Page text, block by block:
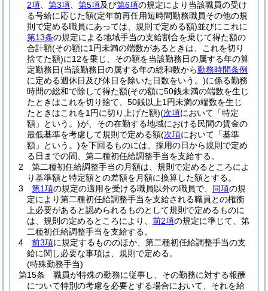
2項
第3項 第5項及び第6項の規定により当該職員の受け
る号給に応じた額(定年前再任用短時間勤務職員その他の規
則で定める職員にあっては、規則で定める額)並びにこれに
第13条の規定による地域手当の支給割合を乗じて得た額の
合計額(その額に1円未満の端数があるときは、これを切り
捨てた額)に12を乗じ、その額を当該勤務日の属する年の算
定勤務日(当該勤務日の属する年の総和数から勤務時間条例
に定める週休日及び休日を除いた日数をいう。)に係る勤務
時間の総和で除して得た額(その額に50銭未満の端数を生じ
たときはこれを切り捨て、50銭以上1円未満の端数を生じ
たときはこれを1円に切り上げた額)(次項において「特定
額」という。)が、その在勤する地域における民間の賃金の
最低基準を考慮して規則で定める額(次項において「基準
額」という。)を下回るものには、採用の日から規則で定め
る日までの間、第二種初任給調整手当を支給する。
2
第二種初任給調整手当の月額は、規則で定めるところによ
り基準額と特定額との差額を月額に換算した額とする。
3
第1項の規定の適用を受ける職員以外の職員で、 同項の規
定により第二種初任給調整手当を支給される職員との権衡
上必要があると認められるものとして規則で定めるものに
は、規則の定めるところにより、 前2項の規定に準じて、第
二種初任給調整手当を支給する。
4
前3項に規定するもののほか、第二種初任給調整手当の支
給に関し必要な事項は、規則で定める。
(特殊勤務手当)
第15条
職員が特殊の勤務に従事し、その勤務に対する報酬
について特別の考慮を必要とする場合において、それを給